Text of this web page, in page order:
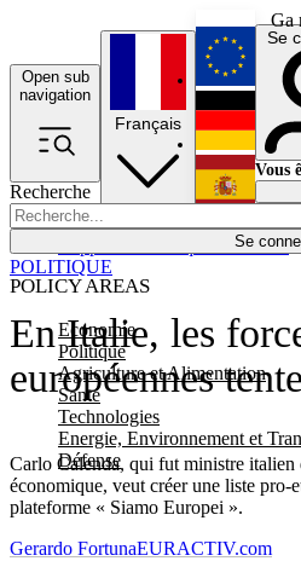
Ga
Open sub
navigation
Recherche
Se
POLICY AREAS
Economie
Politique
Agriculture et Alimentation
Santé
Technologies
Energie, Environnement et
Défense
Économie
Français
Se
Vous
En Italie, les
européennes
Carlo Calenda, qui fut ministre italien
économique, veut créer une liste pro-
plateforme « Siamo Europei ».
POLITIQUE
Gerardo FortunaEURACTIV.com